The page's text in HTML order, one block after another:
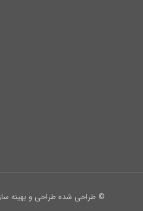
© طراحی شده طراحی و بهینه